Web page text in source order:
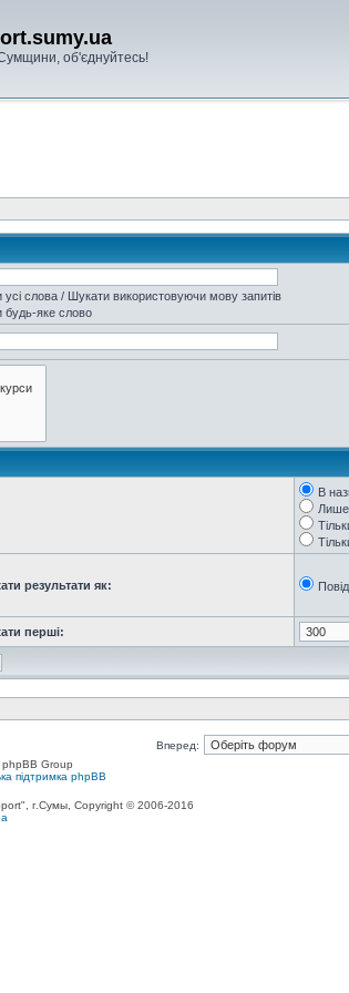
об'єднуйтесь!
усі слова / Шукати використовуючи мову запитів
будь-яке слово
В
Лише
результати як:
перші:
Вперед:
Group
підтримка phpBB
г.Сумы, Copyright © 2006-2016